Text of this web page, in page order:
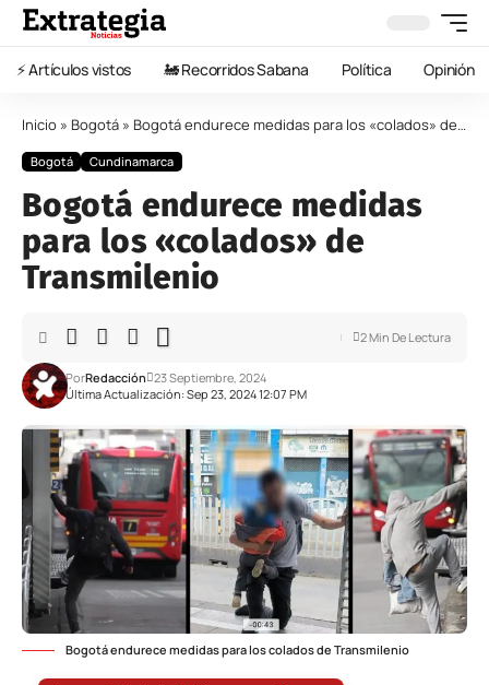
⚡️ Artículos vistos 🚂 Recorridos Sabana Política Opinión
Inicio » Bogotá » Bogotá endurece medidas para los «colados» de Transmilenio
Bogotá Cundinamarca
Bogotá endurece medidas
para los «colados» de
Transmilenio
Última Actualización: Sep 23, 2024 12:07 PM
PorRedacción 23 Septiembre, 2024
2 Min De Lectura
Bogotá endurece medidas para los colados de Transmilenio